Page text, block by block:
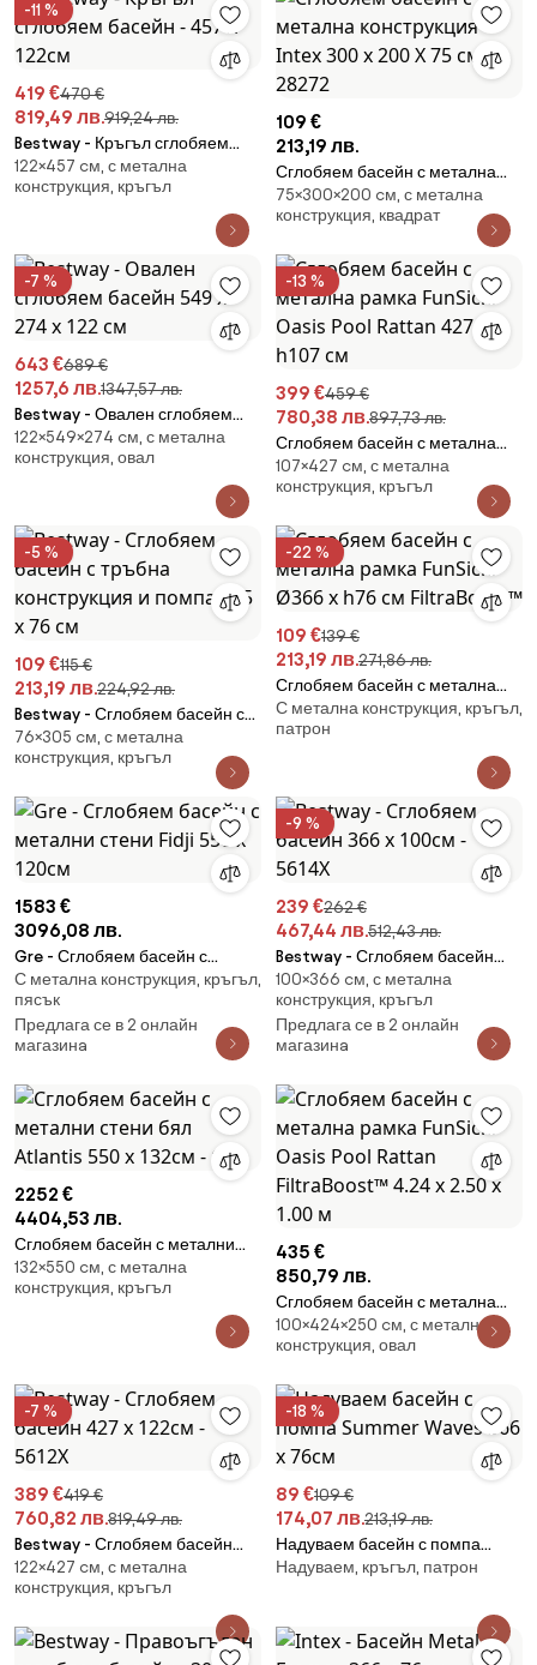
-11 %
419 €470 €
819,49 лв.919,24 лв.
Bestway - Кръгъл сглобяем
басейн - 457 х 122см
122×457 cм, с метална
конструкция, кръгъл
109 €
213,19 лв.
Сглобяем басейн с метална
конструкция Intex 300 х 200 Х
75 см 28272
75×300×200 cм, с метална
конструкция, квадрат
-7 %
643 €689 €
1257,6 лв.1347,57 лв.
Bestway - Овален сглобяем
басейн 549 х 274 х 122 см
122×549×274 cм, с метална
конструкция, овал
-13 %
399 €459 €
780,38 лв.897,73 лв.
Сглобяем басейн с метална
рамка FunSicle Oasis Pool
Rattan 427 x h107 см
107×427 cм, с метална
конструкция, кръгъл
-5 %
109 €115 €
213,19 лв.224,92 лв.
Bestway - Сглобяем басейн с
тръбна конструкция и помпа
305 х 76 см
76×305 cм, с метална
конструкция, кръгъл
-22 %
109 €139 €
213,19 лв.271,86 лв.
Сглобяем басейн с метална
рамка FunSicle Ø366 x h76 см
FiltraBoost™
С метална конструкция, кръгъл,
патрон
1583 €
3096,08 лв.
Gre - Сглобяем басейн с
метални стени Fidji 550 x 120см
С метална конструкция, кръгъл,
пясък
Предлага се в 2 онлайн
магазинa
-9 %
239 €262 €
467,44 лв.512,43 лв.
Bestway - Сглобяем басейн
366 х 100см - 5614X
100×366 cм, с метална
конструкция, кръгъл
Предлага се в 2 онлайн
магазинa
2252 €
4404,53 лв.
Сглобяем басейн с метални
стени бял Atlantis 550 x 132см -
Gre
132×550 cм, с метална
конструкция, кръгъл
435 €
850,79 лв.
Сглобяем басейн с метална
рамка FunSicle Oasis Pool
Rattan FiltraBoost™ 4.24 x 2.50
100×424×250 cм, с метална
конструкция, овал
-7 %
389 €419 €
760,82 лв.819,49 лв.
Bestway - Сглобяем басейн
427 х 122см - 5612X
122×427 cм, с метална
конструкция, кръгъл
-18 %
89 €109 €
174,07 лв.213,19 лв.
Надуваем басейн с помпа
Summer Waves 366 х 76см
Надуваем, кръгъл, патрон